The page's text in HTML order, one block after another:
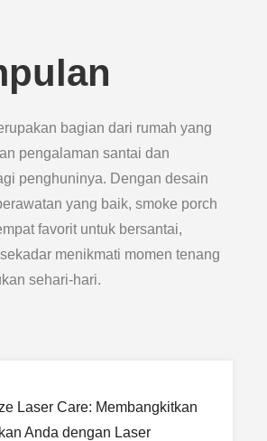
bagian dari rumah yang
pengalaman santai dan
penghuninya. Dengan desain
yang baik, smoke porch
favorit untuk bersantai,
menikmati momen tenang
sehari-hari.
Laser Care: Membangkitkan
Anda dengan Laser